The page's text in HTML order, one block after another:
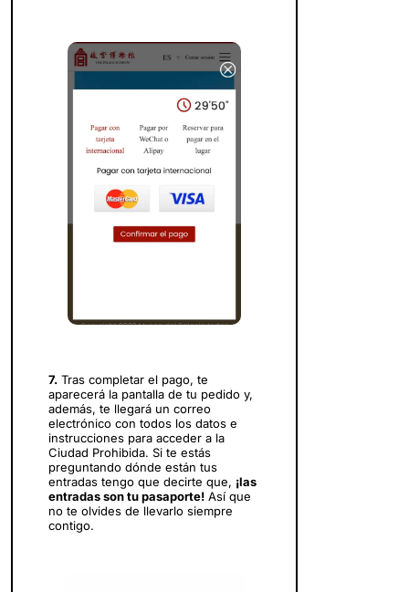
7.Tras completar el pago, te
aparecerá la pantalla de tu pedido y,
además, te llegará un correo
electrónico con todos los datos e
instrucciones para acceder a la
Ciudad Prohibida. Si te estás
preguntando dónde están tus
entradas tengo que decirte que, ¡las
entradas son tu pasaporte!Así que
no te olvides de llevarlo siempre
contigo.